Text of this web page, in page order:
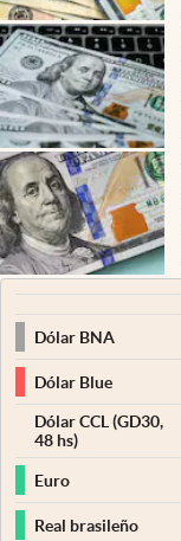
Dólar BNA
Dólar Blue
Dólar CCL (GD30,
48 hs)
Euro
Real brasileño